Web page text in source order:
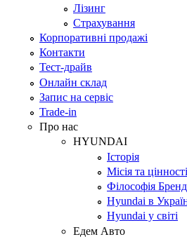
Лізинг
Страхування
Корпоративні продажі
Контакти
Тест-драйв
Онлайн склад
Запис на сервіс
Trade-in
Про нас
HYUNDAI
Історія
Місія та цінності
Філософія
Hyundai в
Hyundai у світі
Едем Авто